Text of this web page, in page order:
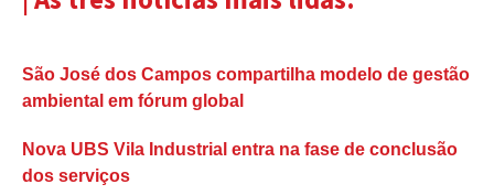
São José dos Campos compartilha modelo de gestão
ambiental em fórum global
Nova UBS Vila Industrial entra na fase de conclusão
dos serviços